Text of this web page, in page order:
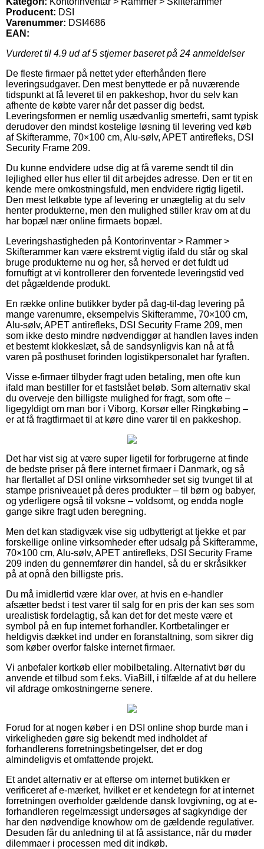
Producent: DSI
Varenummer: DSI4686
EAN:
Vurderet til 4.9 ud af 5 stjerner baseret på 24 anmeldelser
De fleste firmaer på nettet yder efterhånden flere
leveringsudgaver. Den mest benyttede er på nuværende
tidspunkt at få leveret til en pakkeshop, hvor du selv kan
afhente de købte varer når det passer dig bedst.
Leveringsformen er nemlig usædvanlig smertefri, samt typisk
derudover den mindst kostelige løsning til levering ved køb
af Skifteramme, 70×100 cm, Alu-sølv, APET antirefleks, DSI
Security Frame 209.
Du kunne endvidere udse dig at få varerne sendt til din
lejlighed eller hus eller til dit arbejdes adresse. Den er tit en
kende mere omkostningsfuld, men endvidere rigtig ligetil.
Den mest letkøbte type af levering er unægtelig at du selv
henter produkterne, men den mulighed stiller krav om at du
har bopæl nær online firmaets bopæl.
Leveringshastigheden på Kontorinventar > Rammer >
Skifterammer kan være ekstremt vigtig ifald du står og skal
bruge produkterne nu og her, så herved er det fuldt ud
fornuftigt at vi kontrollerer den forventede leveringstid ved
det pågældende produkt.
En række online butikker byder på dag-til-dag levering på
mange varenumre, eksempelvis Skifteramme, 70×100 cm,
Alu-sølv, APET antirefleks, DSI Security Frame 209, men
som ikke desto mindre nødvendiggør at handlen laves inden
et bestemt klokkeslæt, så de sandsynligvis kan nå at få
varen på posthuset forinden logistikpersonalet har fyraften.
Visse e-firmaer tilbyder fragt uden betaling, men ofte kun
ifald man bestiller for et fastslået beløb. Som alternativ skal
du overveje den billigste mulighed for fragt, som ofte –
ligegyldigt om man bor i Viborg, Korsør eller Ringkøbing –
er at få fragtfirmaet til at køre dine varer til en pakkeshop.
Det har vist sig at være super ligetil for forbrugerne at finde
de bedste priser på flere internet firmaer i Danmark, og så
har flertallet af DSI online virksomheder set sig tvunget til at
stampe prisniveauet på deres produkter – til børn og babyer,
og yderligere også til voksne – voldsomt, og endda nogle
gange sikre fragt uden beregning.
Men det kan stadigvæk vise sig udbytterigt at tjekke et par
forskellige online virksomheder efter udsalg på Skifteramme,
70×100 cm, Alu-sølv, APET antirefleks, DSI Security Frame
209 inden du gennemfører din handel, så du er skråsikker
på at opnå den billigste pris.
Du må imidlertid være klar over, at hvis en e-handler
afsætter bedst i test varer til salg for en pris der kan ses som
urealistisk fordelagtig, så kan det for det meste være et
symbol på en fup internet forhandler. Kortbetalinger er
heldigvis dækket ind under en foranstaltning, som sikrer dig
som køber overfor falske internet firmaer.
Vi anbefaler kortkøb eller mobilbetaling. Alternativt bør du
anvende et tilbud som f.eks. ViaBill, i tilfælde af at du hellere
vil afdrage omkostningerne senere.
Forud for at nogen køber i en DSI online shop burde man i
virkeligheden gøre sig bekendt med indholdet af
forhandlerens forretningsbetingelser, det er dog
almindeligvis et omfattende projekt.
Et andet alternativ er at efterse om internet butikken er
verificeret af e-mærket, hvilket er et kendetegn for at internet
forretningen overholder gældende dansk lovgivning, og at e-
forhandleren regelmæssigt undersøges af sagkyndige der
har den nødvendige knowhow om de gældende regulativer.
Desuden får du anledning til at få assistance, når du møder
dilemmaer i processen med dit indkøb.